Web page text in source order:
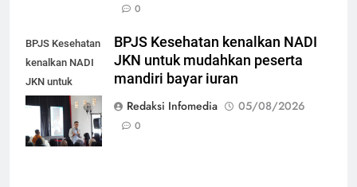
0
BPJS Kesehatan
kenalkan NADI
JKN untuk
mudahkan
peserta mandiri
bayar iuran
BPJS Kesehatan kenalkan NADI
JKN untuk mudahkan peserta
mandiri bayar iuran
Redaksi Infomedia
05/08/2026
0